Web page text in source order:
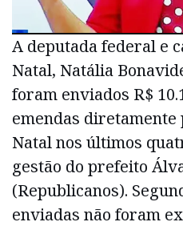
A deputada federal e
Natal, Natália
foram enviados R$
emendas
Natal nos últimos
gestão do prefeito
(Republicanos).
enviadas não foram